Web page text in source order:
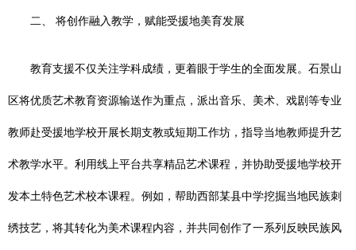
二、 将创作融入教学，赋能受援地美育发展
教育支援不仅关注学科成绩，更着眼于学生的全面发展。石景山
区将优质艺术教育资源输送作为重点，派出音乐、美术、戏剧等专业
教师赴受援地学校开展长期支教或短期工作坊，指导当地教师提升艺
术教学水平。利用线上平台共享精品艺术课程，并协助受援地学校开
发本土特色艺术校本课程。例如，帮助西部某县中学挖掘当地民族刺
绣技艺，将其转化为美术课程内容，并共同创作了一系列反映民族风